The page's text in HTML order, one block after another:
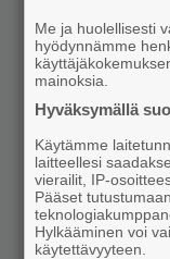
Me ja huolellisesti
hyödynnämme
mainoksia.
Hyväksymällä
Käytämme
laitteellesi
vierailit, IP-
Pääset
Hylkääminen voi
käytettävyyteen.